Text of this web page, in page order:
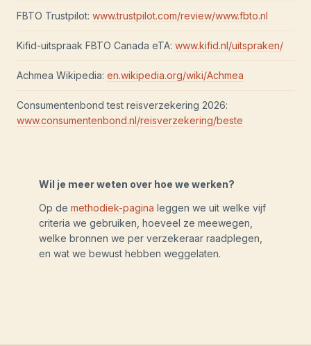
FBTO Trustpilot: www.trustpilot.com/review/www.fbto.nl
Kifid-uitspraak FBTO Canada eTA: www.kifid.nl/uitspraken/
Achmea Wikipedia: en.wikipedia.org/wiki/Achmea
Consumentenbond test reisverzekering 2026:
www.consumentenbond.nl/reisverzekering/beste
Wil je meer weten over hoe we werken?
Op de methodiek-pagina leggen we uit welke vijf
criteria we gebruiken, hoeveel ze meewegen,
welke bronnen we per verzekeraar raadplegen,
en wat we bewust hebben weggelaten.